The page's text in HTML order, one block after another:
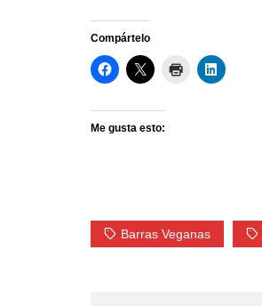
Compártelo
Me gusta esto:
Barras Veganas